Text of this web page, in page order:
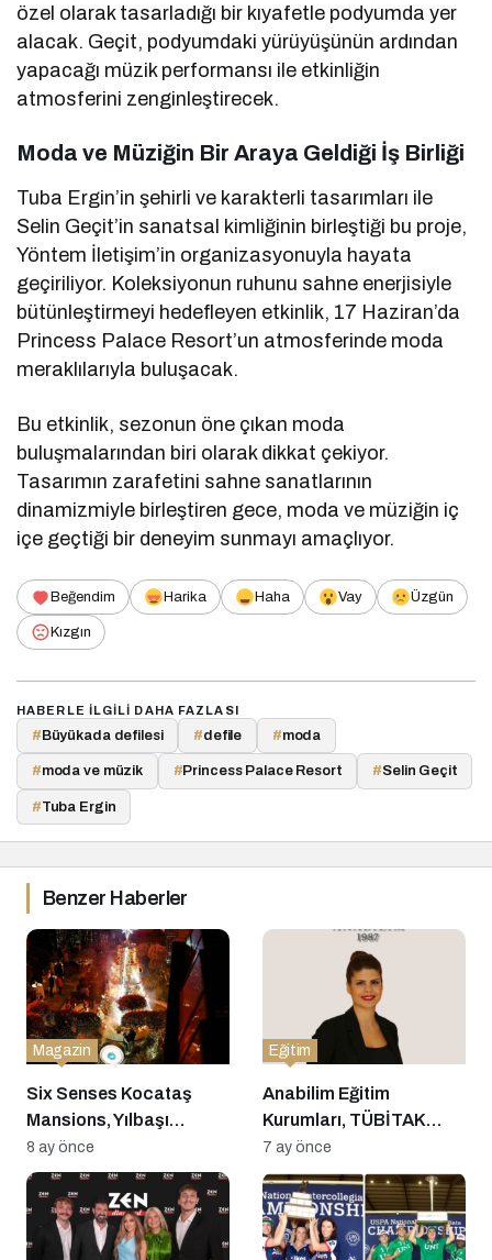
özel olarak tasarladığı bir kıyafetle podyumda yer
alacak. Geçit, podyumdaki yürüyüşünün ardından
yapacağı müzik performansı ile etkinliğin
atmosferini zenginleştirecek.
Moda ve Müziğin Bir Araya Geldiği İş Birliği
Tuba Ergin’in şehirli ve karakterli tasarımları ile
Selin Geçit’in sanatsal kimliğinin birleştiği bu proje,
Yöntem İletişim’in organizasyonuyla hayata
geçiriliyor. Koleksiyonun ruhunu sahne enerjisiyle
bütünleştirmeyi hedefleyen etkinlik, 17 Haziran’da
Princess Palace Resort’un atmosferinde moda
meraklılarıyla buluşacak.
Bu etkinlik, sezonun öne çıkan moda
buluşmalarından biri olarak dikkat çekiyor.
Tasarımın zarafetini sahne sanatlarının
dinamizmiyle birleştiren gece, moda ve müziğin iç
içe geçtiği bir deneyim sunmayı amaçlıyor.
Beğendim Harika Haha Vay Üzgün
Kızgın
HABERLE ILGILI DAHA FAZLASI
# Büyükada defilesi #defile #moda
#moda ve müzik #Princess Palace Resort #Selin Geçit
#Tuba Ergin
Benzer Haberler
Six Senses Kocataş
Mansions, Yılbaşı
Sezonunu Işıltıyla
Karşıladı
Magazin
8 ay önce
Anabilim Eğitim
Kurumları, TÜBİTAK
Bilim Olimpiyatları’nda
Dört Madalya Kazandı
Eğitim
7 ay önce